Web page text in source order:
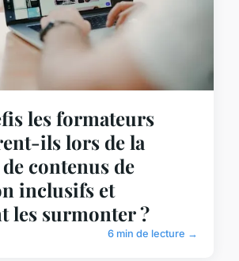
les formateurs
ils lors de la
contenus de
inclusifs et
les surmonter ?
6 min de lecture →